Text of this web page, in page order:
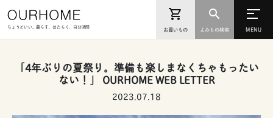
ちょうどいい。暮らす、はたらく、自分時間
「4年ぶりの夏祭り。準備も楽しまなくちゃもったい
ない！」 OURHOME WEB LETTER
2023.07.18
お買いもの よみもの検索